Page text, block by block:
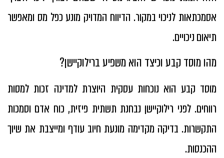
אסמכתאות לניכוי במקור. הדיווח המדויק מונע כפל מס ומאפשר
תיאום ניכויים.
מהו מוסד קבע וכיצד הוא משפיע ברילוקיישן?
מוסד קבע הוא נוכחות עסקית היוצרת למדינה זכות למסות
רווחים. לפני רילוקיישן נבחנת תשתית פיזית, כוח אדם וסמכות
התקשרות. בדיקה מקדימה מונעת חיוב עודף ומייצבת את שיוך
ההכנסות.